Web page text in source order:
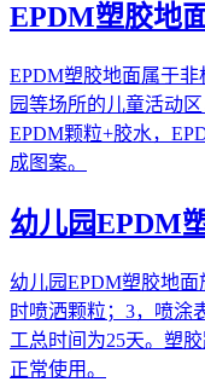
EPDM塑胶地
EPDM塑胶地面属于
园等场所的儿童活动
EPDM颗粒+胶水，
成图案。
幼儿园EPDM
幼儿园EPDM塑胶地
时喷洒颗粒；3，喷涂
工总时间为25天。塑
正常使用。